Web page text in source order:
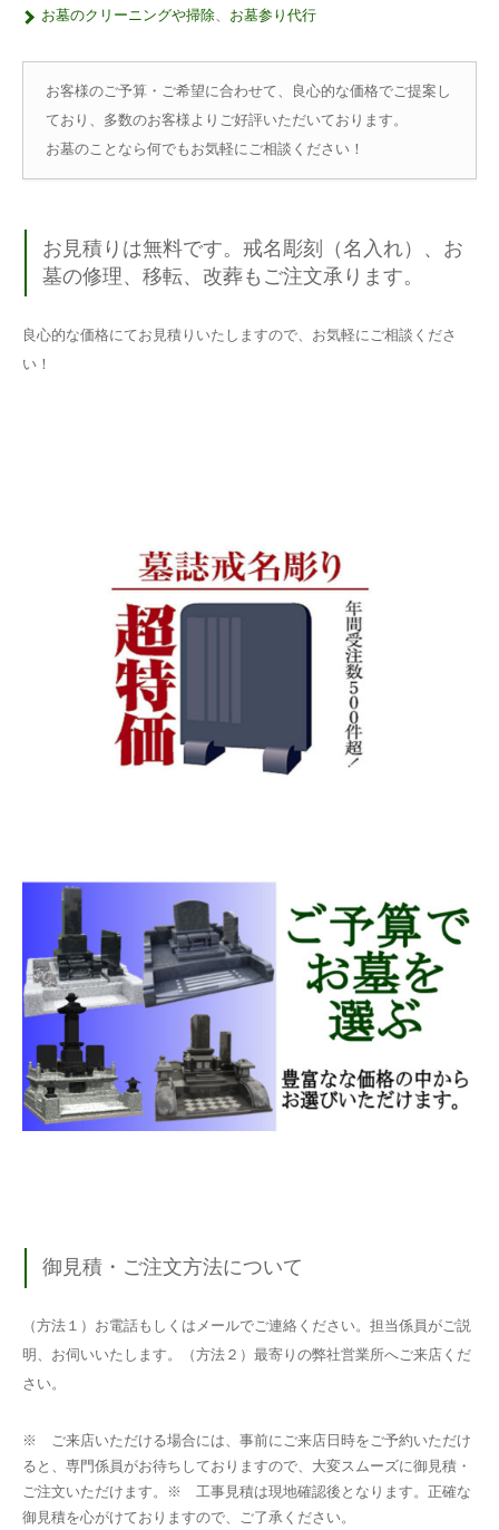
お墓のクリーニングや掃除、 お墓参り代行
お客様のご予算・ご希望に合わせて、良心的な価格でご提案し
ており、多数のお客様よりご好評いただいております。
お墓のことなら何でもお気軽にご相談ください！
お見積りは無料です。戒名彫刻（名入れ）、お
墓の修理、移転、改葬もご注文承ります。
良心的な価格にてお見積りいたしますので、お気軽にご相談くださ
い！
御見積・ご注文方法について
（方法１）お電話もしくはメールでご連絡ください。担当係員がご説
明、お伺いいたします。（方法２）最寄りの弊社営業所へご来店くだ
さい。
※ ご来店いただける場合には、事前にご来店日時をご予約いただけ
ると、専門係員がお待ちしておりますので、大変スムーズに御見積・
ご注文いただけます。※ 工事見積は現地確認後となります。正確な
御見積を心がけておりますので、ご了承ください。